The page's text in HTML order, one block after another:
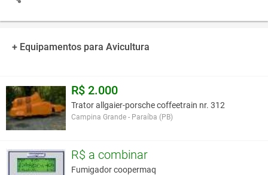
+ Equipamentos para Avicultura
R$ 2.000
Trator allgaier-porsche coffeetrain nr. 312
Campina Grande - Paraíba (PB)
R$ a combinar
Fumigador coopermaq